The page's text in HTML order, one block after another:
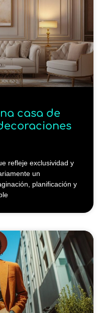
casa de
refleje exclusividad y
un
planificación y